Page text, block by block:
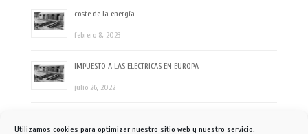
Utilizamos cookies para optimizar nuestro sitio web y nuestro servicio.
coste de la energía
febrero 8, 2023
IMPUESTO A LAS ELECTRICAS EN EUROPA
julio 26, 2022